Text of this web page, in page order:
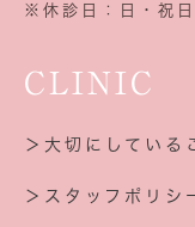
※休診日：日・祝
CLINIC
＞大切にしている
＞スタッフポリシ